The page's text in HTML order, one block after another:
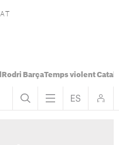
Rodri BarçaTemps violent